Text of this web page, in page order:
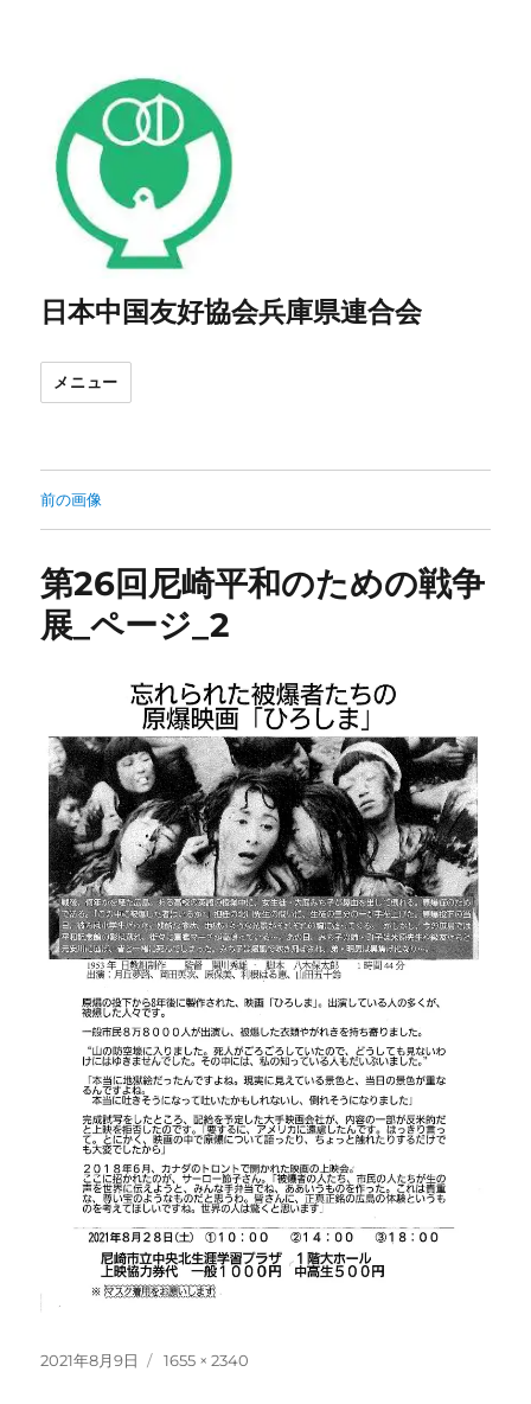
日本中国友好協会兵庫県連合会
メニュー
前の画像
第26回尼崎平和のための戦争
展_ページ_2
投
2021年8月9日
フ
1655 × 2340